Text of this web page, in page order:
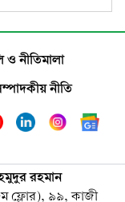
ও নীতিমালা
নীতি
রহমান
ফ্লোর), ৯৯, কাজী